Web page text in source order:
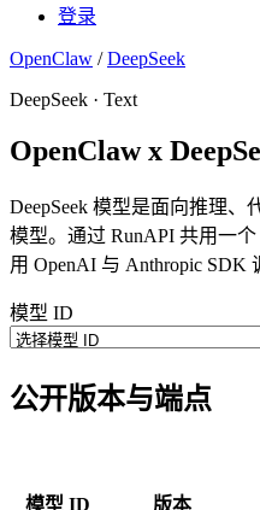
登录
OpenClaw /DeepSeek
DeepSeek · Text
OpenClaw x
DeepSeek 模型是面向推理
模型。通过 RunAPI 共用一
用 OpenAI 与 Anthropic SDK
模型 ID
公开版本与端点
模型 ID 版本